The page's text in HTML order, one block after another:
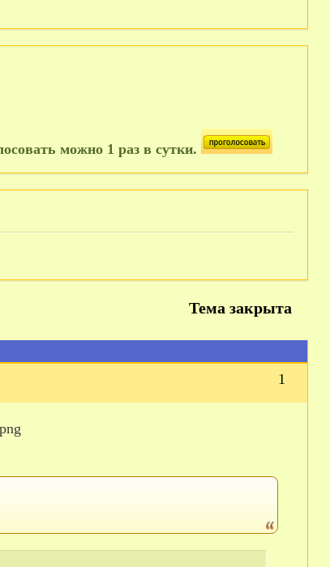
можно 1 раз в сутки.
Тема закрыта
1